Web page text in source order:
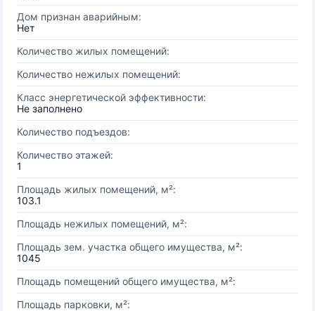
Дом признан аварийным:
Нет
Количество жилых помещений:
Количество нежилых помещений:
Класс энергетической эффективности:
Не заполнено
Количество подъездов:
Количество этажей:
1
Площадь жилых помещений, м²:
103.1
Площадь нежилых помещений, м²:
Площадь зем. участка общего имущества, м²:
1045
Площадь помещений общего имущества, м²:
Площадь парковки, м²: